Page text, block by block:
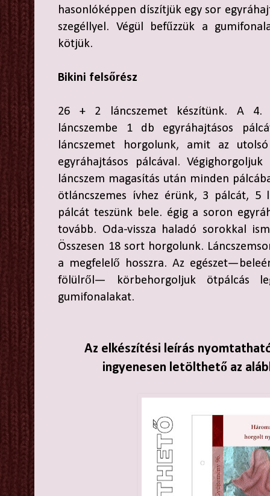
hasonlóképpen díszítjük egy sor
szegéllyel. Végül befűzzük a
kötjük.
Bikini felsőrész
26 + 2 láncszemet készítünk. A 4.
láncszembe 1 db egyráhajtásos
láncszemet horgolunk, amit az
egyráhajtásos pálcával.
láncszem magasítás után minden
ötláncszemes ívhez érünk, 3 pálcát, 5
pálcát teszünk bele. égig a soron
tovább. Oda-vissza haladó sorokkal
Összesen 18 sort horgolunk.
a megfelelő hosszra. Az
fölülről— körbehorgoljuk ötpálcás
gumifonalakat.
Az elkészítési leírás
ingyenesen letölthető az